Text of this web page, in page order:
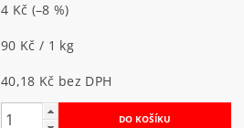
4 Kč (–8 %)
90 Kč / 1 kg
40,18 Kč bez DPH